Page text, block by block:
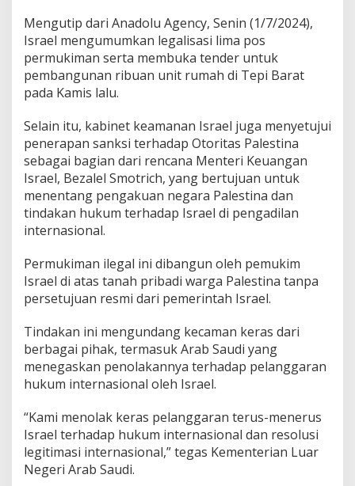
Mengutip dari Anadolu Agency, Senin (1/7/2024),
Israel mengumumkan legalisasi lima pos
permukiman serta membuka tender untuk
pembangunan ribuan unit rumah di Tepi Barat
pada Kamis lalu.
Selain itu, kabinet keamanan Israel juga menyetujui
penerapan sanksi terhadap Otoritas Palestina
sebagai bagian dari rencana Menteri Keuangan
Israel, Bezalel Smotrich, yang bertujuan untuk
menentang pengakuan negara Palestina dan
tindakan hukum terhadap Israel di pengadilan
internasional.
Permukiman ilegal ini dibangun oleh pemukim
Israel di atas tanah pribadi warga Palestina tanpa
persetujuan resmi dari pemerintah Israel.
Tindakan ini mengundang kecaman keras dari
berbagai pihak, termasuk Arab Saudi yang
menegaskan penolakannya terhadap pelanggaran
hukum internasional oleh Israel.
“Kami menolak keras pelanggaran terus-menerus
Israel terhadap hukum internasional dan resolusi
legitimasi internasional,” tegas Kementerian Luar
Negeri Arab Saudi.